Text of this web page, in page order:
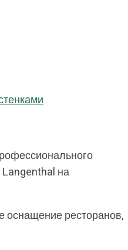
на
оснащение ресторанов,